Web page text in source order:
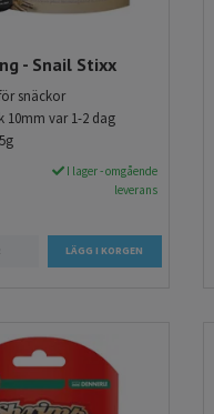
- Snail Stixx
snäckor
10mm var 1-2 dag
I lager - omgående
leverans